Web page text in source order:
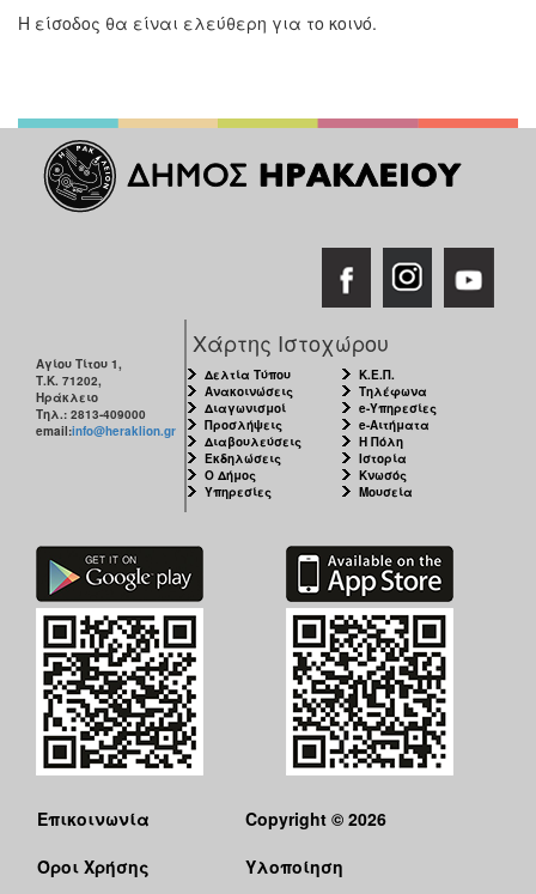
Η είσοδος θα είναι ελεύθερη για το κοινό.
Αγίου Τίτου 1,
Τ.Κ. 71202,
Ηράκλειο
Τηλ.: 2813-409000
email:info@heraklion.gr
Χάρτης Ιστοχώρου
Δελτία Τύπου
Ανακοινώσεις
Διαγωνισμοί
Προσλήψεις
Διαβουλεύσεις
Εκδηλώσεις
Ο Δήμος
Υπηρεσίες
Κ.Ε.Π.
Τηλέφωνα
e-Υπηρεσίες
e-Αιτήματα
Η Πόλη
Ιστορία
Κνωσός
Μουσεία
Επικοινωνία
Όροι Χρήσης
Copyright © 2026
Υλοποίηση